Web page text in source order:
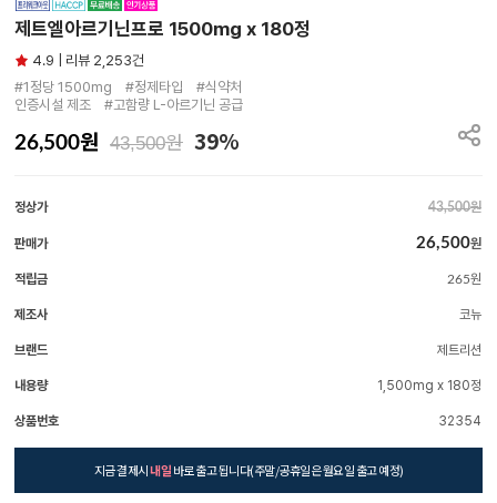
제트엘아르기닌프로 1500mg x 180정
4.9 | 리뷰 2,253건
#1정당 1500mg　#정제타입　#식약처
인증시설 제조　#고함량 L-아르기닌 공급
26,500원 43,500원 39%
정상가 43,500원
판매가 26,500원
적립금 265원
제조사 코뉴
브랜드 제트리션
내용량 1,500mg x 180정
상품번호 32354
지금 결제시내일바로 출고 됩니다(주말/공휴일은 월요일 출고 예정)